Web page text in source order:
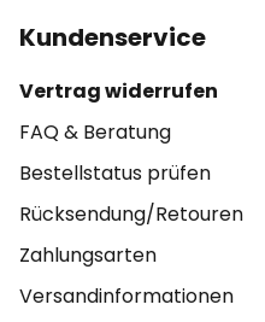
Kundenservice
Vertrag widerrufen
FAQ & Beratung
Bestellstatus prüfen
Rücksendung/Retouren
Zahlungsarten
Versandinformationen